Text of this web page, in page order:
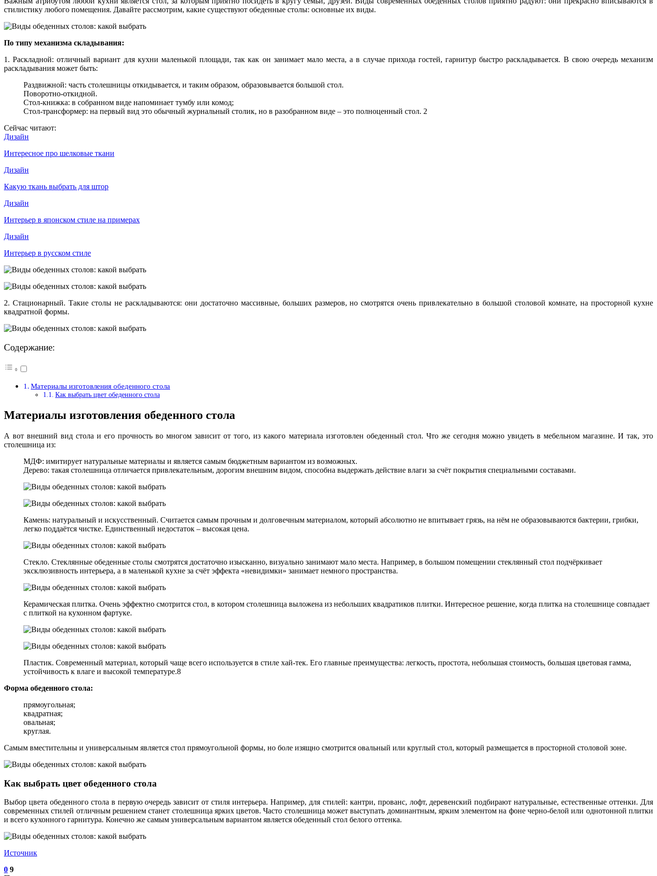
стилистику любого помещения. Давайте рассмотрим, какие существуют обеденные столы: основные их виды.
По типу механизма складывания:
1. Раскладной: отличный вариант для кухни маленькой площади, так как он занимает мало места, а в случае прихода гостей, гарнитур быстро раскладывается. В свою очередь механизм
раскладывания может быть:
Раздвижной: часть столешницы откидывается, и таким образом, образовывается большой стол.
Поворотно-откидной.
Стол-книжка: в собранном виде напоминает тумбу или комод;
Стол-трансформер: на первый вид это обычный журнальный столик, но в разобранном виде – это полноценный стол. 2
Сейчас читают:
Дизайн
Интересное про шелковые ткани
Дизайн
Какую ткань выбрать для штор
Дизайн
Интерьер в японском стиле на примерах
Дизайн
Интерьер в русском стиле
2. Стационарный. Такие столы не раскладываются: они достаточно массивные, больших размеров, но смотрятся очень привлекательно в большой столовой комнате, на просторной кухне
квадратной формы.
Содержание:
Материалы изготовления обеденного стола
Как выбрать цвет обеденного стола
Материалы изготовления обеденного стола
А вот внешний вид стола и его прочность во многом зависит от того, из какого материала изготовлен обеденный стол. Что же сегодня можно увидеть в мебельном магазине. И так, это
столешница из:
МДФ: имитирует натуральные материалы и является самым бюджетным вариантом из возможных.
Дерево: такая столешница отличается привлекательным, дорогим внешним видом, способна выдержать действие влаги за счёт покрытия специальными составами.
Камень: натуральный и искусственный. Считается самым прочным и долговечным материалом, который абсолютно не впитывает грязь, на нём не образовываются бактерии, грибки,
легко поддаётся чистке. Единственный недостаток – высокая цена.
Стекло. Стеклянные обеденные столы смотрятся достаточно изысканно, визуально занимают мало места. Например, в большом помещении стеклянный стол подчёркивает
эксклюзивность интерьера, а в маленькой кухне за счёт эффекта «невидимки» занимает немного пространства.
Керамическая плитка. Очень эффектно смотрится стол, в котором столешница выложена из небольших квадратиков плитки. Интересное решение, когда плитка на столешнице совпадает
с плиткой на кухонном фартуке.
Пластик. Современный материал, который чаще всего используется в стиле хай-тек. Его главные преимущества: легкость, простота, небольшая стоимость, большая цветовая гамма,
устойчивость к влаге и высокой температуре.8
Форма обеденного стола:
прямоугольная;
квадратная;
овальная;
круглая.
Самым вместительны и универсальным является стол прямоугольной формы, но боле изящно смотрится овальный или круглый стол, который размещается в просторной столовой зоне.
Как выбрать цвет обеденного стола
Выбор цвета обеденного стола в первую очередь зависит от стиля интерьера. Например, для стилей: кантри, прованс, лофт, деревенский подбирают натуральные, естественные оттенки. Для
современных стилей отличным решением станет столешница ярких цветов. Часто столешница может выступать доминантным, ярким элементом на фоне черно-белой или однотонной плитки
и всего кухонного гарнитура. Конечно же самым универсальным вариантом является обеденный стол белого оттенка.
Источник
0 9